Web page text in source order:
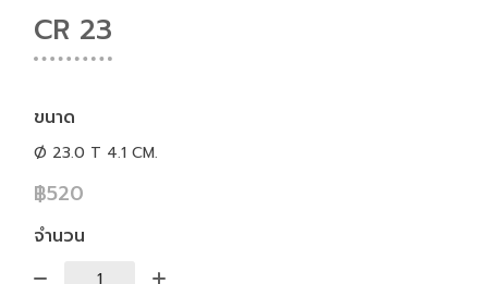
CR 23
ขนาด
Ø 23.0 T 4.1 CM.
฿520
จำนวน